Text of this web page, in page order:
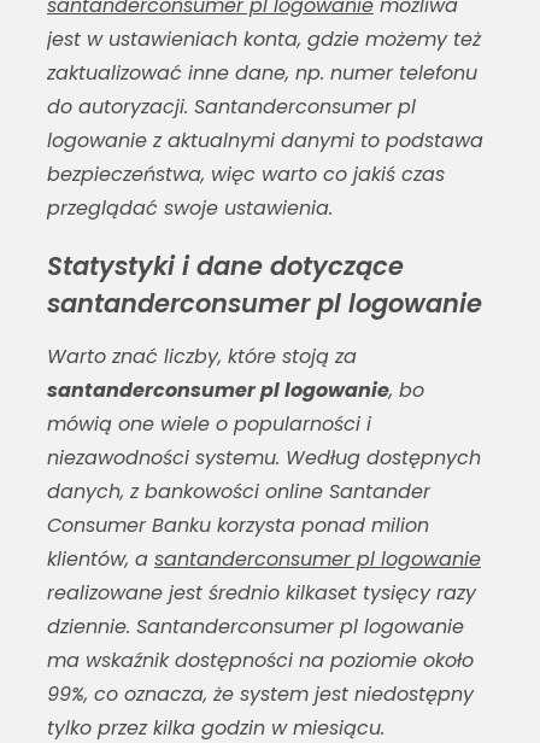
jest w ustawieniach konta, gdzie możemy też
zaktualizować inne dane, np. numer telefonu
do autoryzacji. Santanderconsumer pl
logowaniez aktualnymi danymi to podstawa
bezpieczeństwa, więc warto co jakiś czas
przeglądać swoje ustawienia.
Statystyki i dane dotyczące
santanderconsumer pl logowanie
Warto znać liczby, które stoją za
santanderconsumer pl logowanie, bo
mówią one wiele o popularności i
niezawodności systemu. Według dostępnych
danych, z bankowości online Santander
Consumer Banku korzysta ponad milion
klientów, a santanderconsumer pl logowanie
realizowane jest średnio kilkaset tysięcy razy
dziennie. Santanderconsumer pl logowanie
ma wskaźnik dostępności na poziomie około
99%, co oznacza, że system jest niedostępny
tylko przez kilka godzin w miesiącu.